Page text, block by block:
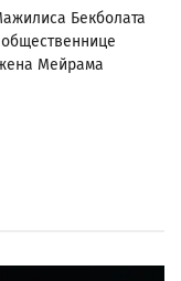
Бекболата
Мейрама